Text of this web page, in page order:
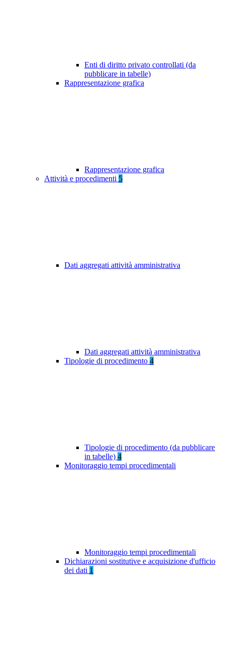
Enti di diritto privato controllati (da
pubblicare in tabelle)
Rappresentazione grafica
Rappresentazione grafica
Attività e procedimenti 5
Dati aggregati attività amministrativa
Dati aggregati attività amministrativa
Tipologie di procedimento 4
Tipologie di procedimento (da pubblicare
in tabelle) 4
Monitoraggio tempi procedimentali
Monitoraggio tempi procedimentali
Dichiarazioni sostitutive e acquisizione d'ufficio
dei dati 1